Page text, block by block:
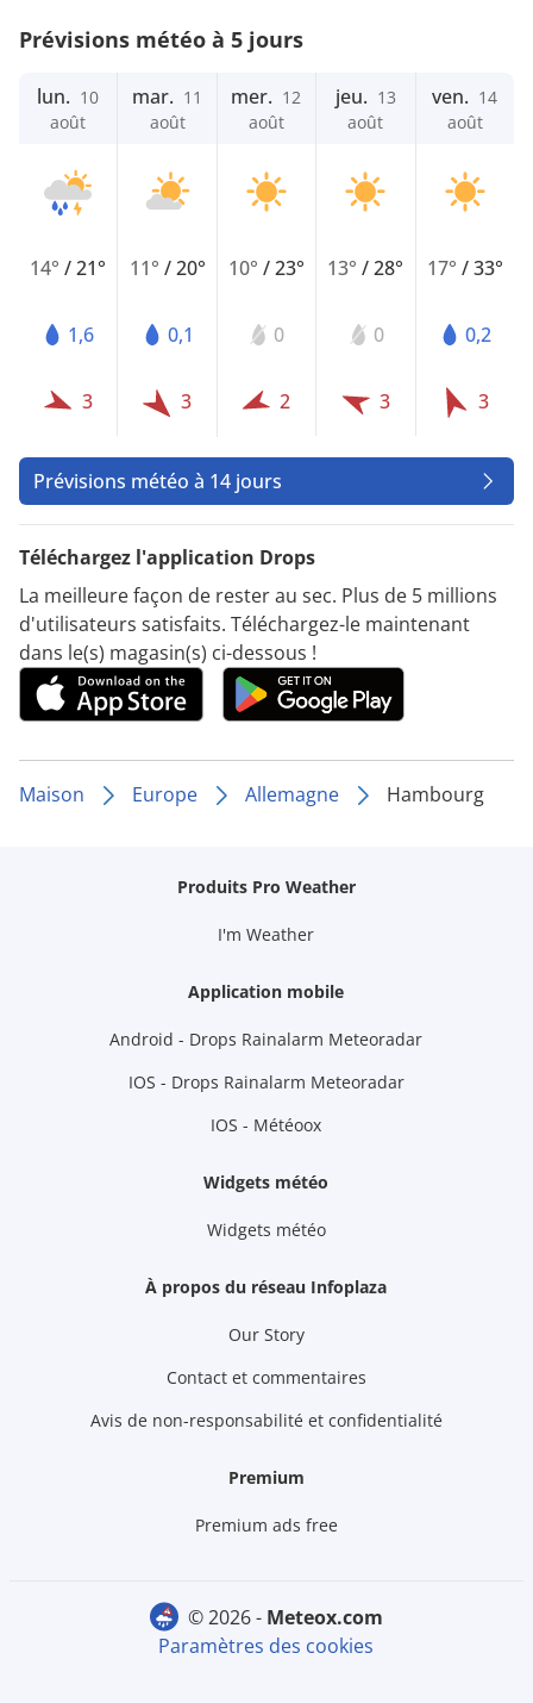
Prévisions météo à 5 jours
lun. 10
août
14°/21°
1,6
3
mar. 11
août
11° /20°
0,1
3
mer. 12
août
10° /23°
0
2
jeu. 13
août
13°/28°
0
3
ven. 14
août
17° /33°
0,2
3
Prévisions météo à 14 jours
Téléchargez l'application Drops
La meilleure façon de rester au sec. Plus de 5 millions
d'utilisateurs satisfaits. Téléchargez-le maintenant
dans le(s) magasin(s) ci-dessous !
Maison Europe Allemagne Hambourg
Produits Pro Weather
I'm Weather
Application mobile
Android - Drops Rainalarm Meteoradar
IOS - Drops Rainalarm Meteoradar
IOS - Météoox
Widgets météo
Widgets météo
À propos du réseau Infoplaza
Our Story
Contact et commentaires
Avis de non-responsabilité et confidentialité
Premium
Premium ads free
© 2026 -
meteox.com
Paramètres des cookies